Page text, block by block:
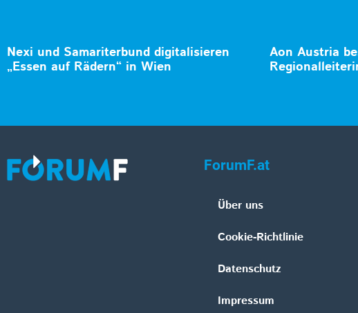
Nexi und Samariterbund digitalisieren
„Essen auf Rädern“ in Wien
Aon Austria
ForumF.at
Über uns
Cookie-Richtlinie
Datenschutz
Impressum